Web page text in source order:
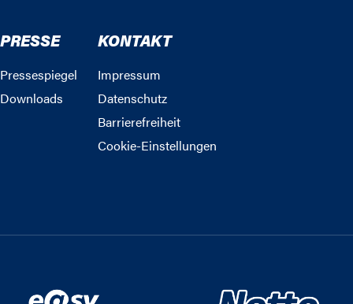
PRESSE
Pressespiegel
Downloads
KONTAKT
Impressum
Datenschutz
Barrierefreiheit
Cookie-Einstellungen